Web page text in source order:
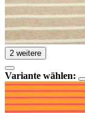
2 weitere
Variante wählen: